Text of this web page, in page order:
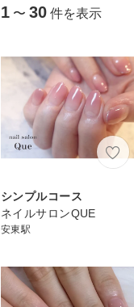
1 〜 30 件を表示
シンプルコース
ネイルサロンQUE
安東駅